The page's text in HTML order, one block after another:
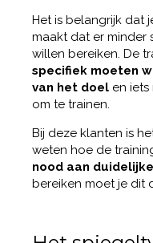
Het is belangrijk dat
maakt dat er minder
willen bereiken. De
specifiek moeten
van het doel en
om te trainen.
Bij deze klanten is
weten hoe de
nood aan
bereiken moet je dit